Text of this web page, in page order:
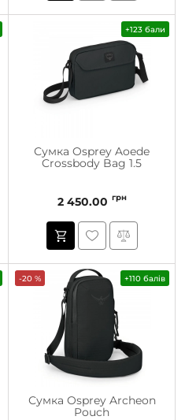
+123 бали
Сумка Osprey Aoede
Crossbody Bag 1.5
2 450.00 грн
-20 % +110 балів
Сумка Osprey Archeon
Pouch